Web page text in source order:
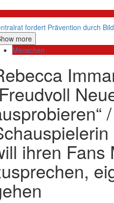
fordert Prävention durch
more
Menschen
ihren Fans